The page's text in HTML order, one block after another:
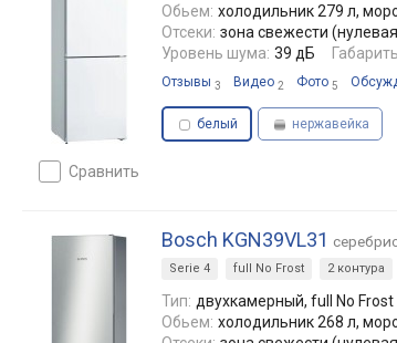
сравнить
Обьем: холодильник 279 л,
Отсеки: зона свежести
Уровень шума: 39 дБ
Отзывы 3 Видео 2 Фото 5
белый нержавейка
Bosch KGN39VL31
Serie 4 full No Frost 2 контура
Тип: двухкамерный, full No Frost
Обьем: холодильник 268 л,